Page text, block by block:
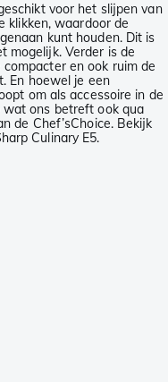
voor het slijpen van
klikken, waardoor de
kunt houden. Dit is
mogelijk. Verder is de
en ook ruim de
En hoewel je een
om als accessoire in de
ons betreft ook qua
de Chef’sChoice. Bekijk
Culinary E5.